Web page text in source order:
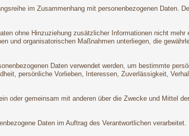
im Zusammenhang mit personenbezogenen Daten.
ohne Hinzuziehung zusätzlicher Informationen nicht
und organisatorischen Maßnahmen unterliegen, die
Daten verwendet werden, um bestimmte
persönliche Vorlieben, Interessen, Zuverlässigkeit,
oder gemeinsam mit anderen über die Zwecke und Mittel
Daten im Auftrag des Verantwortlichen verarbeitet.